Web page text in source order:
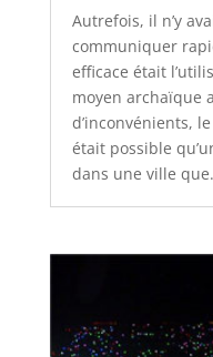
Autrefois, il n’y
communiquer
efficace était
moyen archaïque
d’inconvénients,
était possible
dans une ville